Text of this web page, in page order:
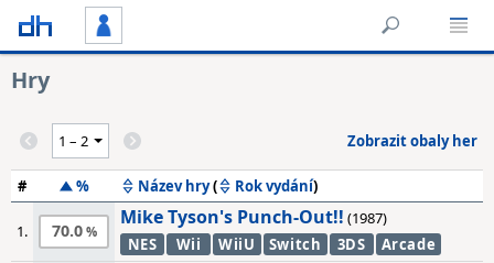
Hry
Zobrazit obaly her
# % Název hry( Rok vydání)
1. 70.0
Mike Tyson's Punch-Out!! (1987)
NES
Wii WiiU Switch 3DS Arcade